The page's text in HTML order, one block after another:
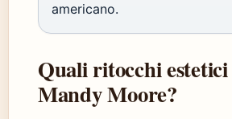
americano.
Quali ritocchi
Mandy Moore?